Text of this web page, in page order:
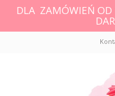
DLA ZAMÓWIEŃ OD